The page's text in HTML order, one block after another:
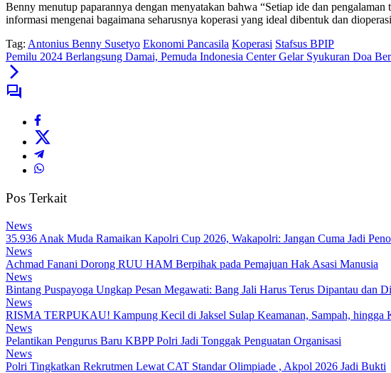
Benny menutup paparannya dengan menyatakan bahwa “Setiap ide dan
informasi mengenai bagaimana seharusnya koperasi yang ideal dibentuk dan
Tag: Antonius Benny Susetyo Ekonomi Pancasila Koperasi Stafsus BPIP
Pemilu 2024 Berlangsung Damai, Pemuda Indonesia Center Gelar Syukuran Doa
Pos Terkait
News
35.936 Anak Muda Ramaikan Kapolri Cup 2026, Wakapolri: Jangan Cuma Jadi
News
Achmad Fanani Dorong RUU HAM Berpihak pada Pemajuan Hak Asasi Manusia
News
Bintang Puspayoga Ungkap Pesan Megawati: Bang Jali Harus Terus Dipantau dan
News
RISMA TERPUKAU! Kampung Kecil di Jaksel Sulap Keamanan, Sampah, hingga
News
Pelantikan Pengurus Baru KBPP Polri Jadi Tonggak Penguatan Organisasi
News
Polri Tingkatkan Rekrutmen Lewat CAT Standar Olimpiade , Akpol 2026 Jadi Bukti